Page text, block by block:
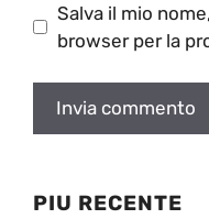
Salva il mio
browser per la
PIU RECENTE